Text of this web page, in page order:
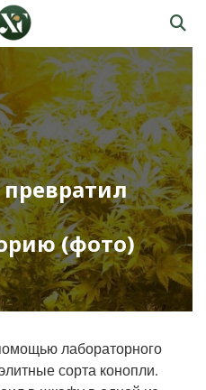
(фото)
лабораторного
сорта конопли.